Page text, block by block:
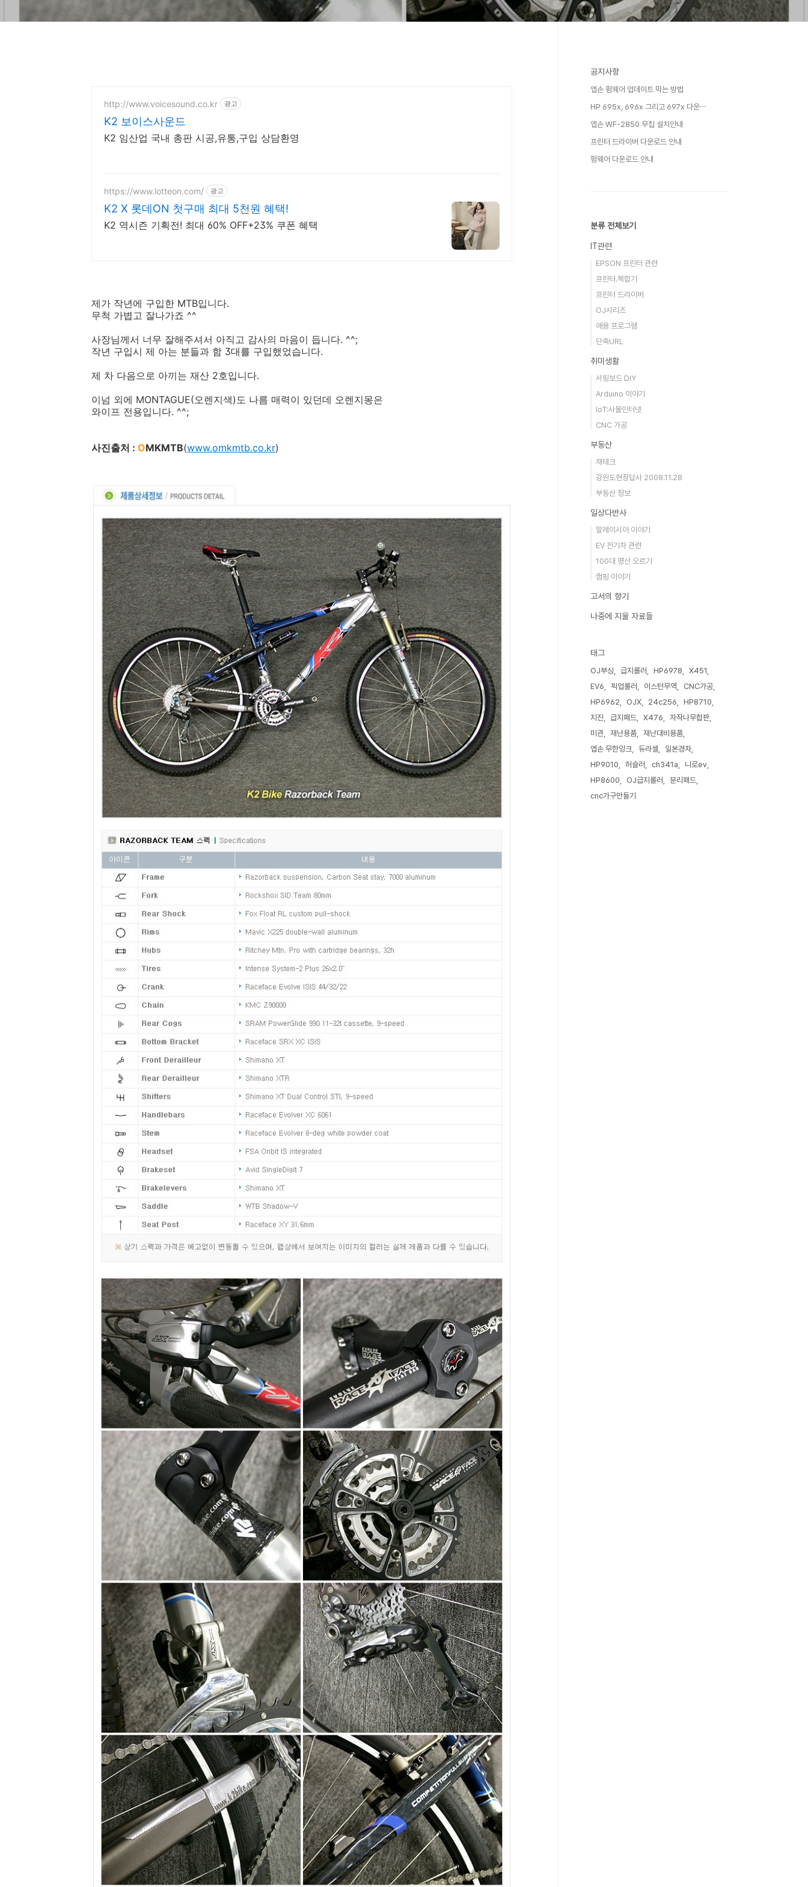
http://www.voicesound.co.kr 광고
K2 보이스사운드
K2 임산업 국내 총판 시공,유통,구입 상담환영
https://www.lotteon.com/ 광고
K2 X 롯데ON 첫구매 최대 5천원 혜택!
K2 역시즌 기획전! 최대 60% OFF+23% 쿠폰 혜택
제가 작년에 구입한 MTB입니다.
무척 가볍고 잘나가죠 ^^
사장님께서 너무 잘해주셔서 아직고 감사의 마음이 듭니다. ^^;
작년 구입시 제 아는 분들과 함 3대를 구입했었습니다.
제 차 다음으로 아끼는 재산 2호입니다.
이넘 외에 MONTAGUE(오렌지색)도 나름 매력이 있던데 오렌지몽은
와이프 전용입니다. ^^;
사진출처 : OMKMTB(www.omkmtb.co.kr)
공지사항
엡손 펌웨어 업데이트 막는 방법
HP 695x, 696x 그리고 697x 다운⋯
엡손 WF-2850 무칩 설치안내
프린터 드라이버 다운로드 안내
펌웨어 다운로드 안내
분류 전체보기
IT관련
EPSON 프린터 관련
프린터.복합기
프린터 드라이버
OJ시리즈
애용 프로그램
단축URL
취미생활
서핑보드 DIY
Arduino 이야기
IoT:사물인터넷
CNC 가공
부동산
재테크
강원도현장답사 2008.11.28
부동산 정보
일상다반사
말레이시아 이야기
EV 전기차 관련
100대 명산 오르기
캠핑 이야기
고서의 향기
나중에 지울 자료들
태그
OJ부싱 급지롤러 HP6978
X451
EV6
픽업롤러 이스턴무역
CNC가공
HP6962
OJX 24c256
HP8710
지진
급지패드 X476
자작나무합판
미관
재난용품
재난대비용품
엡손 무한잉크
듀라셀
일본경차
HP9010
허슬러 ch341a
니로ev
HP8600
OJ급지롤러
분리패드
cnc가구만들기